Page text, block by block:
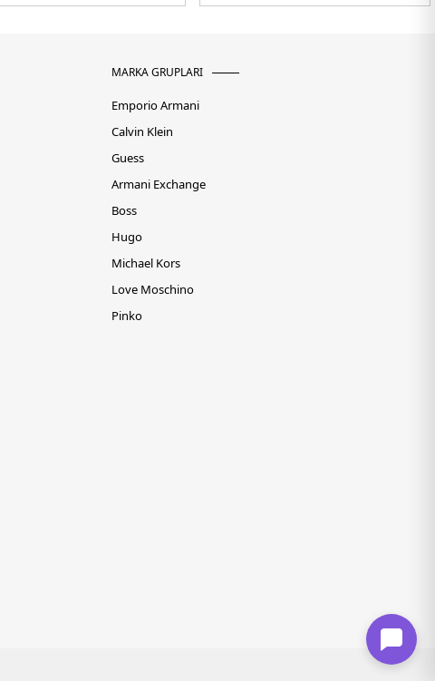
MARKA GRUPLARI
Emporio Armani
Calvin Klein
Guess
Armani Exchange
Boss
Hugo
Michael Kors
Love Moschino
Pinko